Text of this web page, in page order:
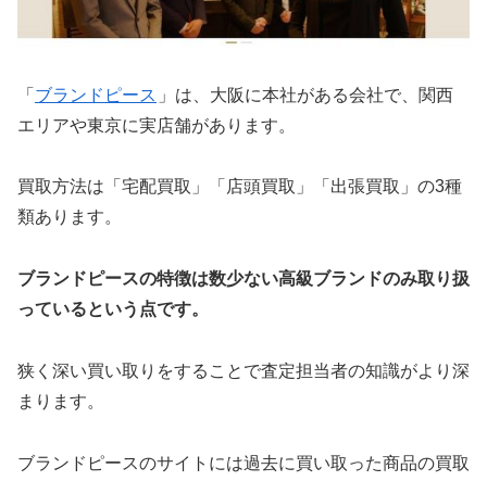
「 ブランドピース 」は、大阪に本社がある会社で、関西
エリアや東京に実店舗があります。
買取方法は「宅配買取」「店頭買取」「出張買取」の3種
類あります。
ブランドピースの特徴は数少ない高級ブランドのみ取り扱
っているという点です。
狭く深い買い取りをすることで査定担当者の知識がより深
まります。
ブランドピースのサイトには過去に買い取った商品の買取